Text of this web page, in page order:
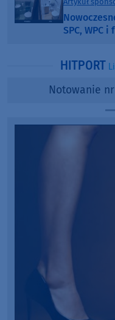
SPC, WPC
HITPORT
Notowanie nr